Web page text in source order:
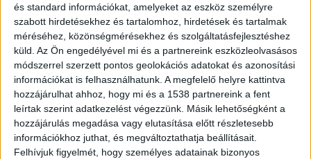
és standard információkat, amelyeket az eszköz személyre
szabott hirdetésekhez és tartalomhoz, hirdetések és tartalmak
méréséhez, közönségmérésekhez és szolgáltatásfejlesztéshez
küld. Az Ön engedélyével mi és a partnereink eszközleolvasásos
módszerrel szerzett pontos geolokációs adatokat és azonosítási
információkat is felhasználhatunk. A megfelelő helyre kattintva
hozzájárulhat ahhoz, hogy mi és a 1538 partnereink a fent
leírtak szerint adatkezelést végezzünk. Másik lehetőségként a
hozzájárulás megadása vagy elutasítása előtt részletesebb
információkhoz juthat, és megváltoztathatja beállításait.
Felhívjuk figyelmét, hogy személyes adatainak bizonyos
Álhírek terjednek
“Ne hagyja, hogy félrevezessék a közösségi
oldalakon terjengő valótlan hírek! Egy közösségi